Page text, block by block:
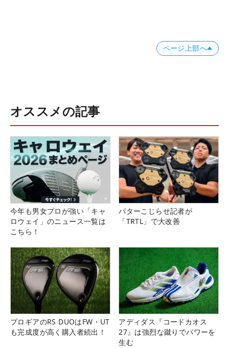
ページ上部へ
オススメの記事
今年も男女プロが強い「キャ
ロウェイ」のニュース一覧は
こちら！
パターこじらせ記者が
「TRTL」で大改善
プロギアのRS DUOはFW・UT
も完成度が高く購入者続出！
アディダス『コードカオス
27』は強烈な蹴りでパワーを
生む